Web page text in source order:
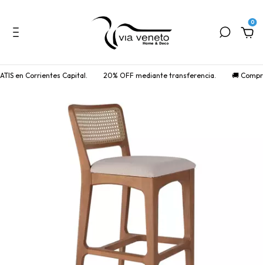
0
Corrientes Capital. 20% OFF mediante transferencia. 🚚 Comprá